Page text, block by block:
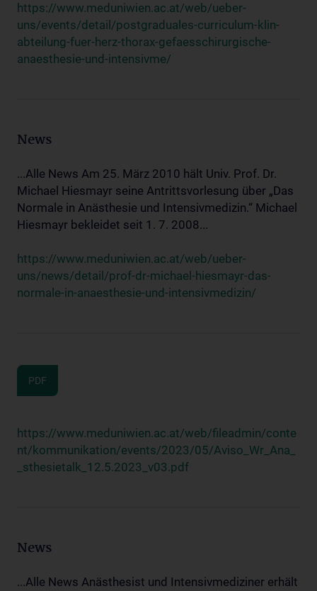
https://www.meduniwien.ac.at/web/ueber-
uns/events/detail/postgraduales-curriculum-klin-
abteilung-fuer-herz-thorax-gefaesschirurgische-
anaesthesie-und-intensivme/
News
...Alle News Am 25. März 2010 hält Univ. Prof. Dr.
Michael Hiesmayr seine Antrittsvorlesung über „Das
Normale in Anästhesie und Intensivmedizin.“ Michael
Hiesmayr bekleidet seit 1. 7. 2008...
https://www.meduniwien.ac.at/web/ueber-
uns/news/detail/prof-dr-michael-hiesmayr-das-
normale-in-anaesthesie-und-intensivmedizin/
PDF
https://www.meduniwien.ac.at/web/fileadmin/conte
nt/kommunikation/events/2023/05/Aviso_Wr_Ana_
_sthesietalk_12.5.2023_v03.pdf
News
...Alle News Anästhesist und Intensivmediziner erhält